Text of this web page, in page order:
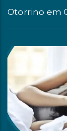
Otorrino em